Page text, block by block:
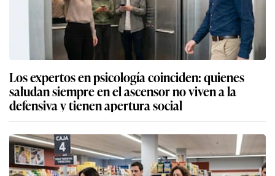
Los expertos en psicología coinciden: quienes
saludan siempre en el ascensor no viven a la
defensiva y tienen apertura social